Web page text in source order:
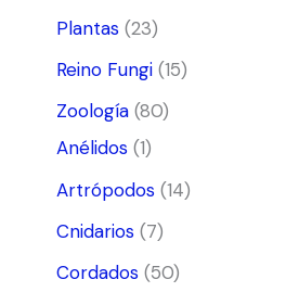
Plantas(23)
Reino Fungi(15)
Zoología(80)
Anélidos(1)
Artrópodos(14)
Cnidarios(7)
Cordados(50)